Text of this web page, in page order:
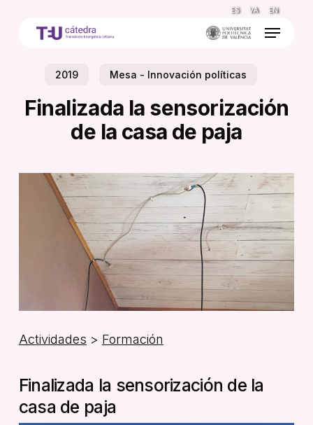
ES VA EN
Menu
2019 Mesa - Innovación políticas
Finalizada la sensorización
de la casa de paja
Actividades > Formación
Finalizada la sensorización de la
casa de paja